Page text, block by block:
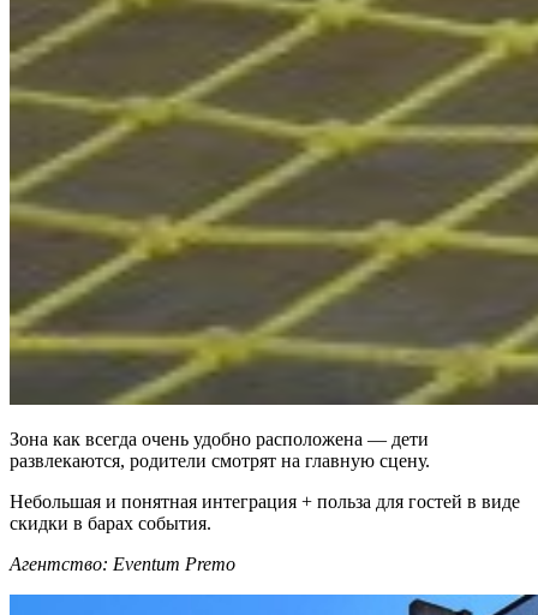
Зона как всегда очень удобно расположена — дети
развлекаются, родители смотрят на главную сцену.
Небольшая и понятная интеграция + польза для гостей в виде
скидки в барах события.
Агентство: Eventum Premo